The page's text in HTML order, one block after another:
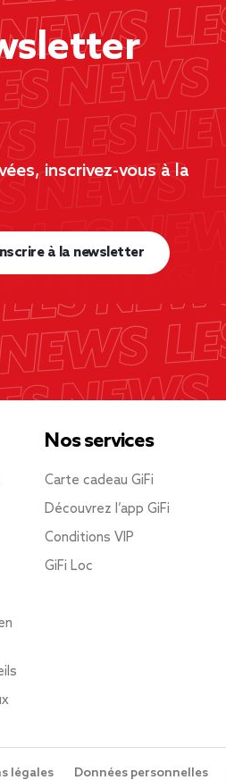
inscrivez-vous à la
à la newsletter
Nos services
Carte cadeau GiFi
Découvrez l’app GiFi
Conditions VIP
GiFi Loc
légales Données personnelles